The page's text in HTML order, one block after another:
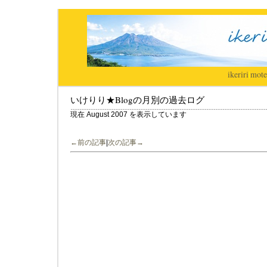
ikeriri|
いけりり★Blogの月別の過去ログ
現在 August 2007 を表示しています
←前の記事 次の記事→